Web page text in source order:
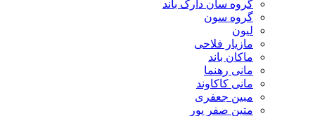
گروه سان دارک باند
گروه سون
لیون
مازیار فلاحی
ماکان باند
مانی رهنما
مانی کاکاوند
مبین جعفری
متین صفر پور